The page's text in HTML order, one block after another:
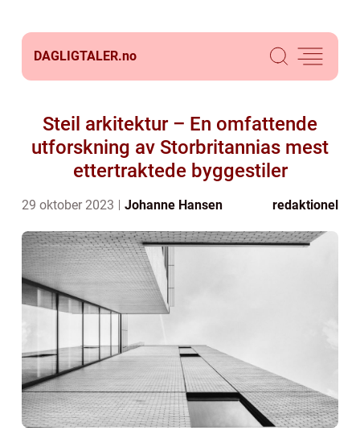
DAGLIGTALER.no
Steil arkitektur – En omfattende
utforskning av Storbritannias mest
ettertraktede byggestiler
29 oktober 2023 Johanne Hansen redaktionel